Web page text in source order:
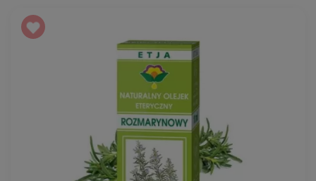
podbicie serc klientów.
Zapach Etja pozostaje na
Zapach jest jak włamywacz, wkradający się do
umysłu. Ma wytrych, którym otwiera zamek i
uwalnia wspomnienia.